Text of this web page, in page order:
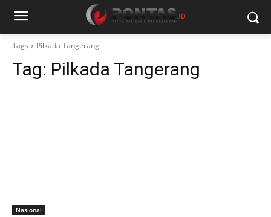
Tags Pilkada Tangerang
Tag: Pilkada Tangerang
Nasional